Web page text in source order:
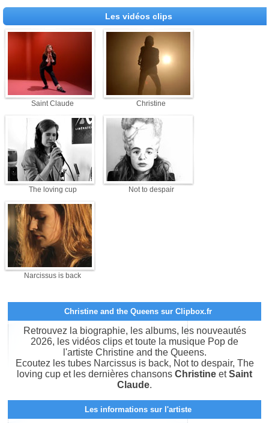
Les vidéos clips
Saint Claude Christine
The loving cup Not to despair
Narcissus is back
Christine and the Queens sur Clipbox.fr
Retrouvez la biographie, les albums, les nouveautés
2026, les vidéos clips et toute la musique Pop de
l'artiste Christine and the Queens.
Ecoutez les tubes Narcissus is back, Not to despair, The
loving cup et les dernières chansons Christine etSaint
Claude.
Les informations sur l'artiste